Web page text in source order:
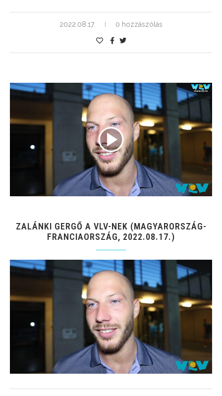
2022.08.17. 0 hozzászólás
ZALÁNKI GERGŐ A VLV-NEK (MAGYARORSZÁG-
FRANCIAORSZÁG, 2022.08.17.)